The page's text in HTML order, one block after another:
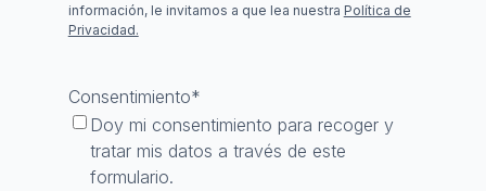
información, le invitamos a que lea nuestra Política de
Privacidad.
Consentimiento*
Doy mi consentimiento para recoger y
tratar mis datos a través de este
formulario.